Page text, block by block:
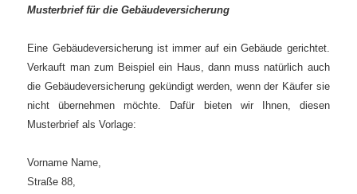
Musterbrief für die Gebäudeversicherung
Eine Gebäudeversicherung ist immer auf ein Gebäude gerichtet.
Verkauft man zum Beispiel ein Haus, dann muss natürlich auch
die Gebäudeversicherung gekündigt werden, wenn der Käufer sie
nicht übernehmen möchte. Dafür bieten wir Ihnen, diesen
Musterbrief als Vorlage:
Vorname Name,
Straße 88,